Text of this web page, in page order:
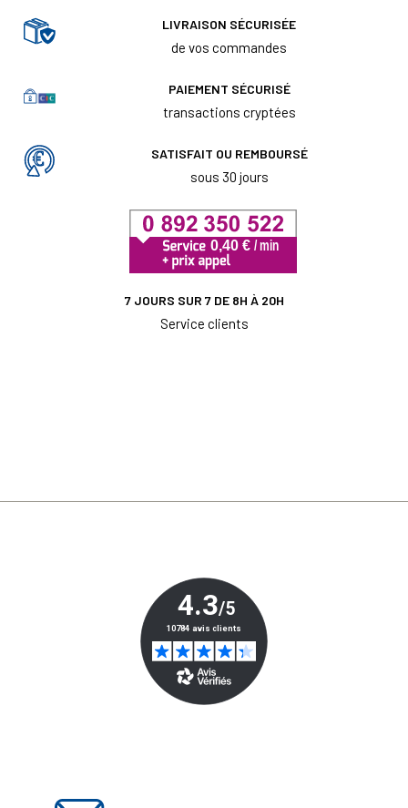
LIVRAISON SÉCURISÉE
de vos commandes
PAIEMENT SÉCURISÉ
transactions cryptées
SATISFAIT OU REMBOURSÉ
sous 30 jours
7 JOURS SUR 7 DE 8H À 20H
Service clients